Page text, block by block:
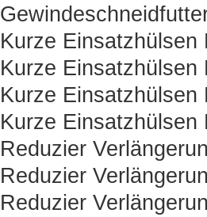
Kurze Einsatzhülsen
Kurze
Kurze
Kurze
Reduzier
Reduzier
Reduzier